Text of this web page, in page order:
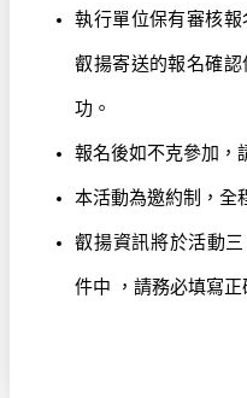
執行單位保有審核
叡揚寄送的報名確
功。
報名後如不克參加，
本活動為邀約制，全
叡揚資訊將於活動
件中 ，請務必填寫正